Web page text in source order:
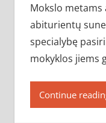
Mokslo metams
abiturientų
specialybę
mokyklos jiems
Continue